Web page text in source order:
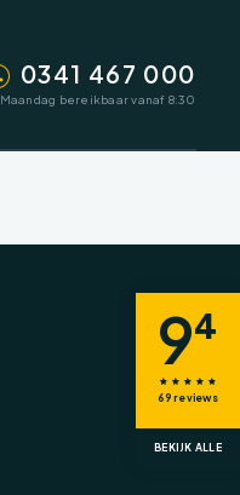
0341 467 000
Maandag bereikbaar vanaf 8:30
94
69reviews
BEKIJK ALLE